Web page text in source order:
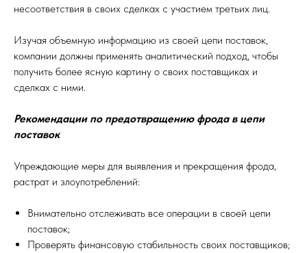
несоответствия в своих сделках с участием третьих лиц.
Изучая объемную информацию из своей цепи поставок,
компании должны применять аналитический подход, чтобы
получить более ясную картину о своих поставщиках и
сделках с ними.
Рекомендации по предотвращению фрода в цепи
поставок
Упреждающие меры для выявления и прекращения фрода,
растрат и злоупотреблений:
Внимательно отслеживать все операции в своей цепи
поставок;
Проверять финансовую стабильность своих поставщиков;